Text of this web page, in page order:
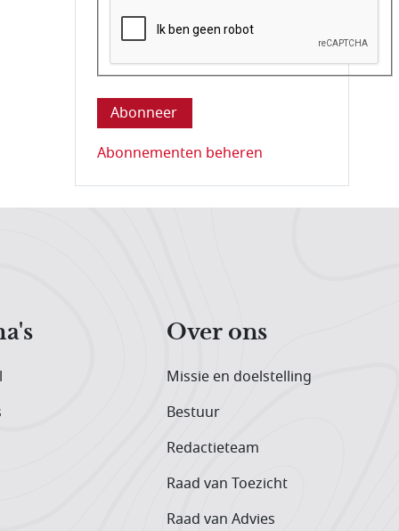
Deze vraag is om te controleren dat u
Abonnementen beheren
Over ons
Missie en doelstelling
Bestuur
Redactieteam
Raad van Toezicht
Raad van Advies